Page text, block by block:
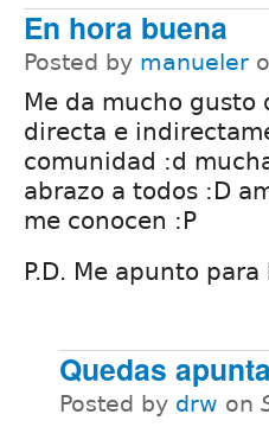
En hora buena
Posted by manueler
Me da mucho
directa e
comunidad :d
abrazo a todos :D
me conocen :P
P.D. Me apunto
Quedas
Posted by drw on